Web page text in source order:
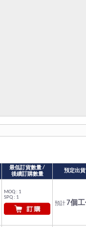
最低訂貨數量 /
後續訂購數量
預定出貨
MOQ : 1
SPQ : 1
預計 7個